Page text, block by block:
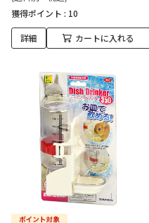
獲得ポイント : 10
詳細 カートに入れる